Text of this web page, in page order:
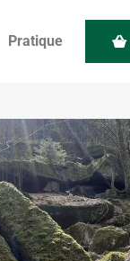
Pratique